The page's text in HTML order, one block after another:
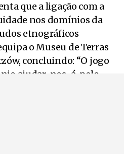
que a ligação com a
nos domínios da
etnográficos
o Museu de Terras
concluindo: “O jogo
ajudar-nos-á, pelo